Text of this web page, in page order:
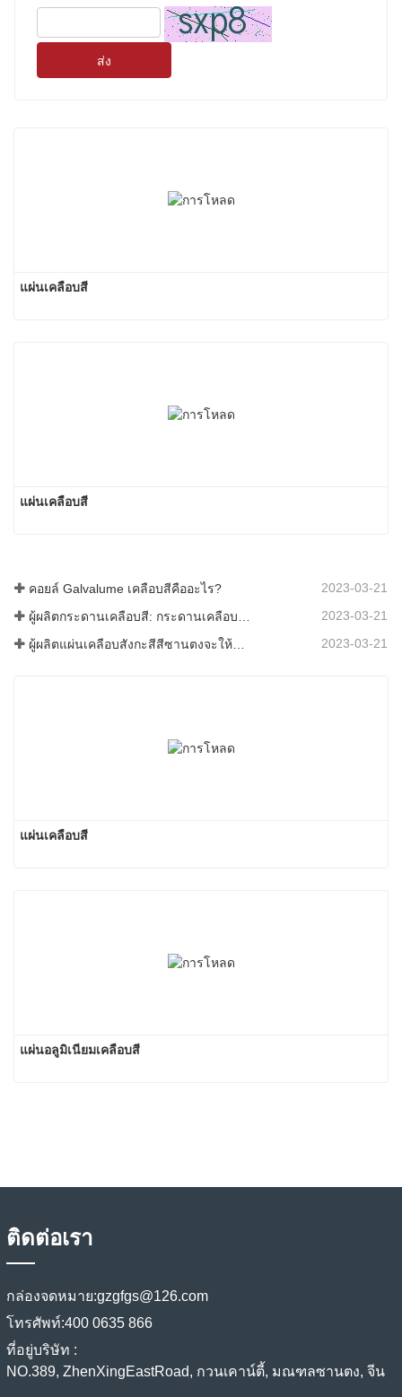
ส่ง
แผ่นเคลือบสี
แผ่นเคลือบสี
คอยล์ Galvalume เคลือบสีคืออะไร? 2023-03-21
2023-03-21
ผู้ผลิตแผ่นเคลือบสังกะสีสีซานตงจะให้คำอธิบายเกี่ยวกับซอฟต์แวร์ที่แตกต่างกันไปสำหรับคุณ 2023-03-21
แผ่นเคลือบสี
แผ่นอลูมิเนียมเคลือบสี
ติดต่อเรา
กล่องจดหมาย:gzgfgs@126.com
โทรศัพท์:400 0635 866
ที่อยู่บริษัท :
NO.389, ZhenXingEastRoad, กวนเคาน์ตี้, มณฑลซานตง, จีน